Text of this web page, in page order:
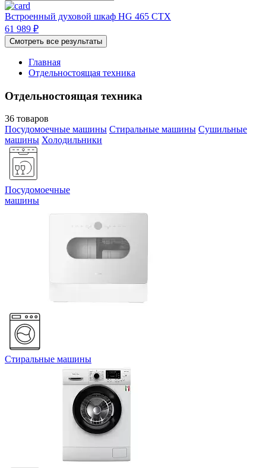
Встроенный духовой шкаф HG 465 CTX
61 989 ₽
Смотреть все результаты
Главная
Отдельностоящая техника
Отдельностоящая техника
36 товаров
Посудомоечные машины Стиральные машины Сушильные
машины Холодильники
Посудомоечные
машины
Стиральные машины